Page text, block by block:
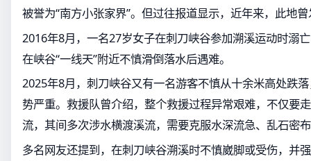
被誉为“南方小张家界”。但过往报道显示，近年来，此地
2016年8月，一名27岁女子在刺刀峡谷参加溯溪运动时溺
在峡谷“一线天”附近不慎滑倒落水后遇难。
2025年8月，刺刀峡谷又有一名游客不慎从十余米高处跌
势严重。救援队曾介绍，整个救援过程异常艰难，不仅要
流，其间多次涉水横渡溪流，需要克服水深流急、乱石密
多名网友还提到，在刺刀峡谷溯溪时不慎崴脚或受伤，并